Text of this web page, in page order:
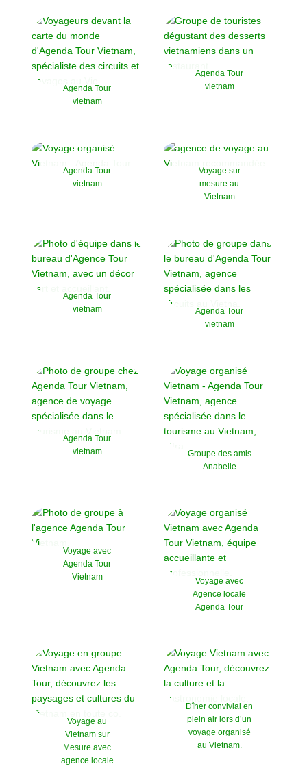
Agenda Tour
vietnam
Agenda Tour
vietnam
Agenda Tour
vietnam
Voyage sur
mesure au
Vietnam
Agenda Tour
vietnam
Agenda Tour
vietnam
Agenda Tour
vietnam
Groupe des amis
Anabelle
Voyage avec
Agenda Tour
Vietnam
Voyage avec
Agence locale
Agenda Tour
Voyage au
Vietnam sur
Mesure avec
agence locale
Dîner convivial en
plein air lors d’un
voyage organisé
au Vietnam.